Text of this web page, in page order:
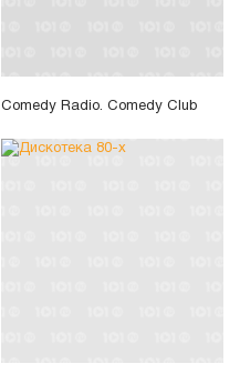
Comedy Radio. Comedy Club